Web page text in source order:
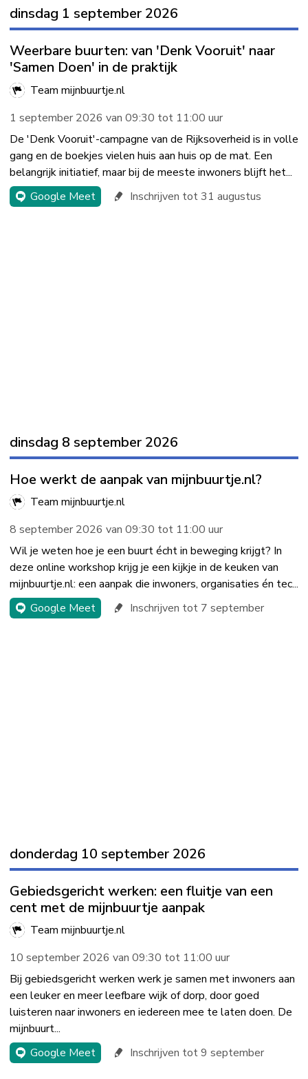
dinsdag 1 september 2026
Weerbare buurten: van 'Denk Vooruit' naar
'Samen Doen' in de praktijk
Team mijnbuurtje.nl
1 september 2026 van 09:30 tot 11:00 uur
De 'Denk Vooruit'-campagne van de Rijksoverheid is in volle
gang en de boekjes vielen huis aan huis op de mat. Een
belangrijk initiatief, maar bij de meeste inwoners blijft het...
Google Meet
Inschrijven tot 31 augustus
dinsdag 8 september 2026
Hoe werkt de aanpak van mijnbuurtje.nl?
Team mijnbuurtje.nl
8 september 2026 van 09:30 tot 11:00 uur
Wil je weten hoe je een buurt écht in beweging krijgt? In
deze online workshop krijg je een kijkje in de keuken van
mijnbuurtje.nl: een aanpak die inwoners, organisaties én tec...
Google Meet
Inschrijven tot 7 september
donderdag 10 september 2026
Gebiedsgericht werken: een fluitje van een
cent met de mijnbuurtje aanpak
Team mijnbuurtje.nl
10 september 2026 van 09:30 tot 11:00 uur
Bij gebiedsgericht werken werk je samen met inwoners aan
een leuker en meer leefbare wijk of dorp, door goed
luisteren naar inwoners en iedereen mee te laten doen. De
mijnbuurt...
Google Meet
Inschrijven tot 9 september